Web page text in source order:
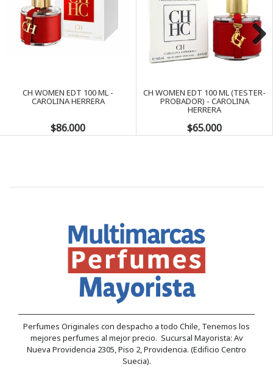
CH WOMEN EDT 100 ML -
CAROLINA HERRERA
$86.000
CH WOMEN EDT 100 ML (TESTER-
PROBADOR) - CAROLINA
HERRERA
$65.000
Next
Perfumes Originales con despacho a todo Chile, Tenemos los
mejores perfumes al mejor precio. Sucursal Mayorista: Av
Nueva Providencia 2305, Piso 2, Providencia. (Edificio Centro
Suecia).